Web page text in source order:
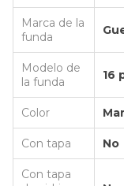
Marca de la
funda
Modelo de
la funda
16
Color
Con tapa No
Con tapa